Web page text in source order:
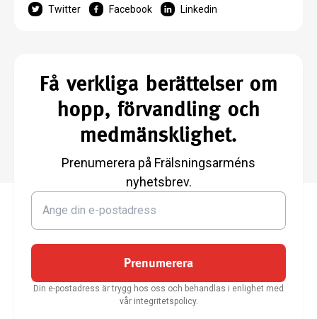
Twitter Facebook Linkedin
Få verkliga berättelser om
hopp, förvandling och
medmänsklighet.
Prenumerera på Frälsningsarméns
nyhetsbrev.
Prenumerera
Din e-postadress är trygg hos oss och behandlas i enlighet med
vår integritetspolicy.